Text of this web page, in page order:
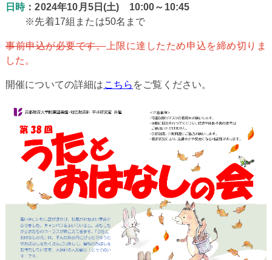
日時：2024年10月5日(土) 10:00～10:45
※先着17組または50名まで
事前申込が必要です。上限に達したため申込を締め切りま
した。
開催についての詳細は こちら をご覧ください。